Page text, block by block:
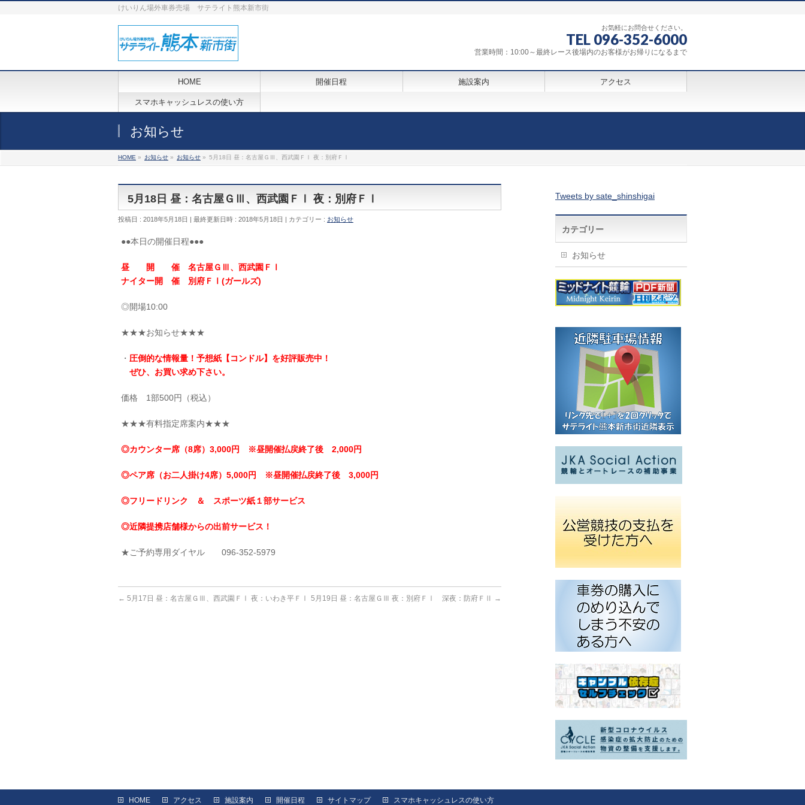
けいりん場外車券売場 サテライト熊本新市街
お気軽にお問合せください。
TEL 096-352-6000
営業時間：10:00～最終レース後場内のお客様がお帰りになるまで
HOME 開催日程 施設案内 アクセス
スマホキャッシュレスの使い方
お知らせ
HOME » お知らせ » お知らせ » 5月18日 昼：名古屋ＧⅢ、西武園ＦⅠ 夜：別府ＦⅠ
5月18日 昼：名古屋ＧⅢ、西武園ＦⅠ 夜：別府ＦⅠ
投稿日 : 2018年5月18日 最終更新日時 : 2018年5月18日 カテゴリー : お知らせ
●●本日の開催日程●●●
昼 開 催 名古屋ＧⅢ、西武園ＦⅠ
ナイター開 催 別府ＦⅠ(ガールズ)
◎開場10:00
★★★お知らせ★★★
・ 圧倒的な情報量！予想紙【コンドル】を好評販売中！
ぜひ、お買い求め下さい。
価格 1部500円（税込）
★★★有料指定席案内★★★
◎カウンター席（8席）3,000円 ※昼開催払戻終了後 2,000円
◎ペア席（お二人掛け4席）5,000円 ※昼開催払戻終了後 3,000円
◎フリードリンク ＆ スポーツ紙１部サービス
◎近隣提携店舗様からの出前サービス！
★ご予約専用ダイヤル 096-352-5979
← 5月17日 昼：名古屋ＧⅢ、西武園ＦⅠ 夜：いわき平ＦⅠ 5月19日 昼：名古屋ＧⅢ 夜：別府ＦⅠ 深夜：防府ＦⅡ →
Tweets by sate_shinshigai
カテゴリー
お知らせ
HOME アクセス 施設案内 開催日程 サイトマップ スマホキャッシュレスの使い方